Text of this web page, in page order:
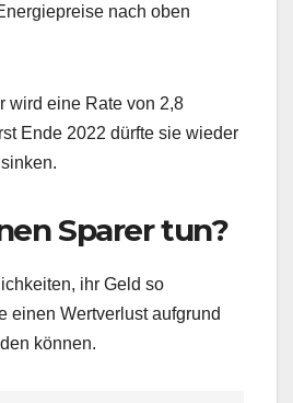
nach oben
wird eine Rate von 2,8
Ende 2022 dürfte sie wieder
Sparer tun?
ihr Geld so
einen Wertverlust aufgrund
können.